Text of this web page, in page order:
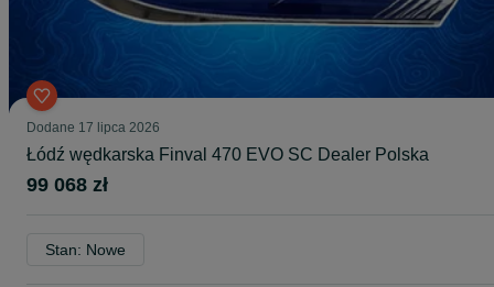
Dodane 17 lipca 2026
Łódź wędkarska Finval 470 EVO SC Dealer Polska
99 068 zł
Stan: Nowe